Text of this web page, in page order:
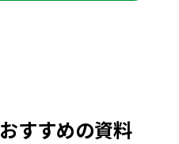
おすすめの資料